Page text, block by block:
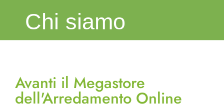
Chi siamo
Avanti il Megastore
dell'Arredamento Online